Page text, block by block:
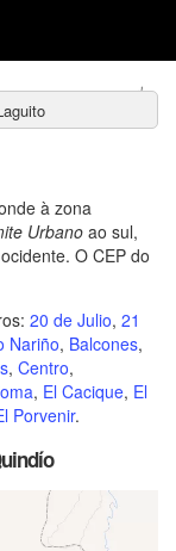
à zona
Urbano ao sul,
O CEP do
20 de Julio, 21
Nariño, Balcones,
, Centro,
, El Cacique, El
Porvenir.